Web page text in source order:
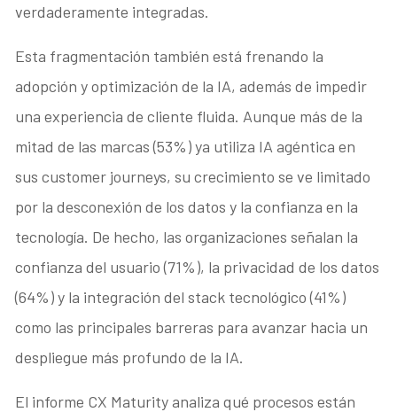
verdaderamente integradas.
Esta fragmentación también está frenando la
adopción y optimización de la IA, además de impedir
una experiencia de cliente fluida. Aunque más de la
mitad de las marcas (53%) ya utiliza IA agéntica en
sus customer journeys, su crecimiento se ve limitado
por la desconexión de los datos y la confianza en la
tecnología. De hecho, las organizaciones señalan la
confianza del usuario (71%), la privacidad de los datos
(64%) y la integración del stack tecnológico (41%)
como las principales barreras para avanzar hacia un
despliegue más profundo de la IA.
El informe CX Maturity analiza qué procesos están